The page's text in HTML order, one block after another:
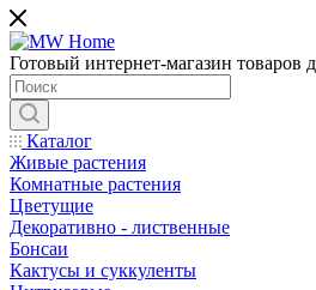
Готовый интернет-магазин товаров
Каталог
Живые растения
Комнатные растения
Цветущие
Декоративно - лиственные
Бонсаи
Кактусы и суккуленты